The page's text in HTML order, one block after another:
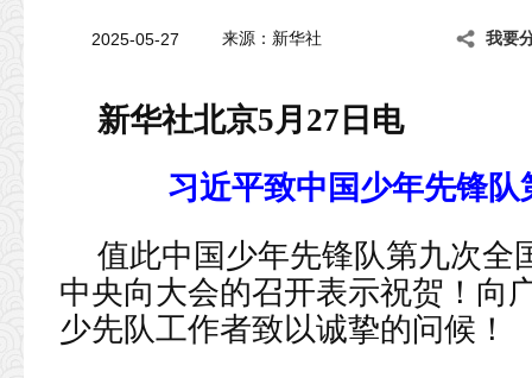
2025-05-27 来源：新华社 我要
新华社北京5月27日电
习近平致中国少年先锋
值此中国少年先锋队第九次全
中央向大会的召开表示祝贺！向
少先队工作者致以诚挚的问候！